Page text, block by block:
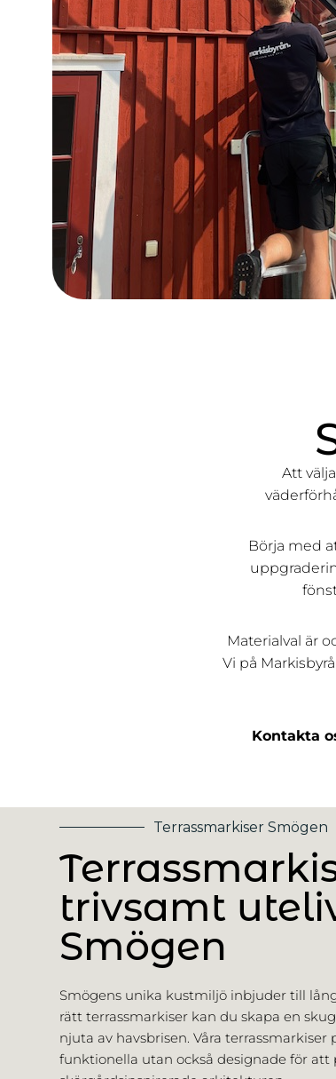
Att
Börja med
Materialval är
Vi på
Kontakta
Terrassmarkiser Smögen
trivsamt
Smögen
Smögens unika kustmiljö inbjuder till
rätt terrassmarkiser kan du skapa en
njuta av havsbrisen. Våra terrassmarkiser
funktionella utan också designade för att